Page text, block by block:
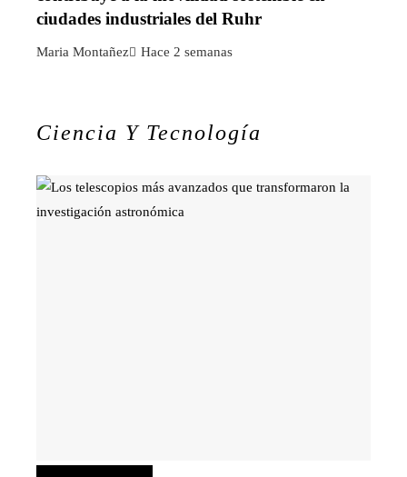
ciudades industriales del Ruhr
Maria Montañez Hace 2 semanas
Ciencia Y Tecnología